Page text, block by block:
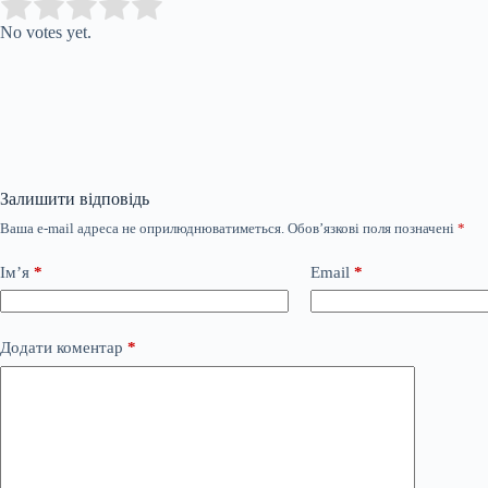
Rate this item:
No votes yet.
Залишити відповідь
Ваша e-mail адреса не оприлюднюватиметься. Обов’язкові поля позначені *
Ім’я * Email *
Додати коментар *